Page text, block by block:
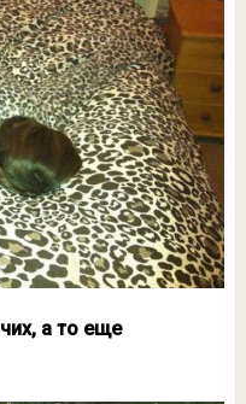
а то еще